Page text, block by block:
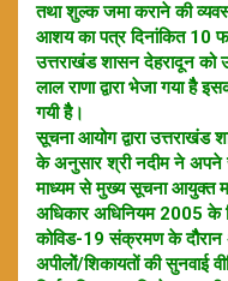
तथा शुल्क जमा कराने की
आशय का पत्र दिनांकित 10
उत्तराखंड शासन देहरादून को
लाल राणा द्वारा भेजा गया हैै
गयी हैै।
सूचना आयोग द्वारा
के अनुसार श्री नदीम ने
माध्यम से मुख्य सूचना आयुक्त
अधिकार अधिनियम 2005 के
कोविड-19 संक्रमण के दौैरान
अपीलोें/शिकायतों की सुनवाई